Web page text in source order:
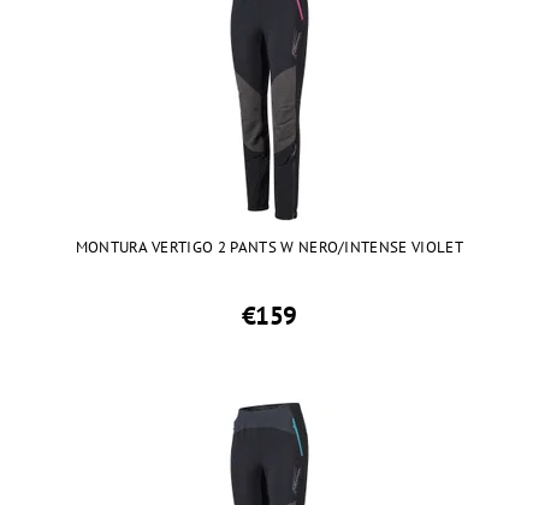
MONTURA VERTIGO 2 PANTS W NERO/INTENSE VIOLET
€159